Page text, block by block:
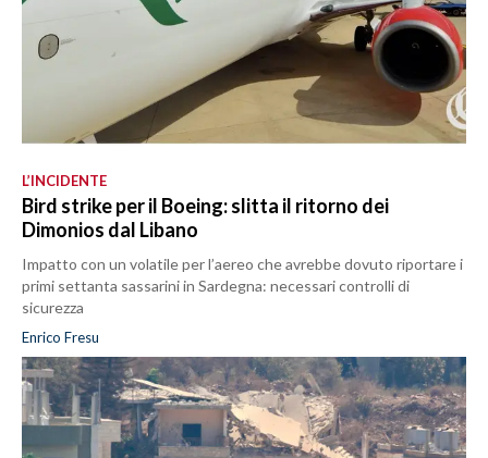
L’INCIDENTE
Bird strike per il Boeing: slitta il ritorno dei
Dimonios dal Libano
Impatto con un volatile per l’aereo che avrebbe dovuto riportare i
primi settanta sassarini in Sardegna: necessari controlli di
sicurezza
Enrico Fresu